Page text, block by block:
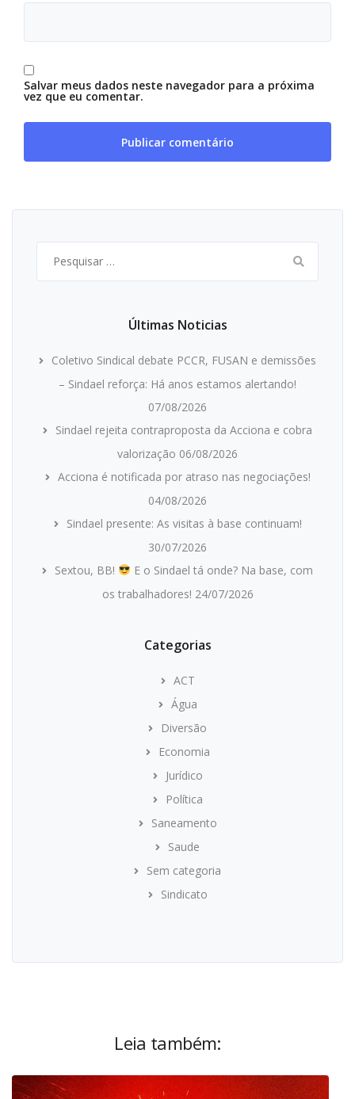
Salvar meus dados neste navegador para a próxima
vez que eu comentar.
por:
Últimas Noticias
Coletivo Sindical debate PCCR, FUSAN e demissões
– Sindael reforça: Há anos estamos alertando!
07/08/2026
Sindael rejeita contraproposta da Acciona e cobra
valorização 06/08/2026
Acciona é notificada por atraso nas negociações!
04/08/2026
Sindael presente: As visitas à base continuam!
30/07/2026
Sextou, BB!
E o Sindael tá onde? Na base, com
os trabalhadores! 24/07/2026
Categorias
ACT
Água
Diversão
Economia
Jurídico
Política
Saneamento
Saude
Sem categoria
Sindicato
Leia também: